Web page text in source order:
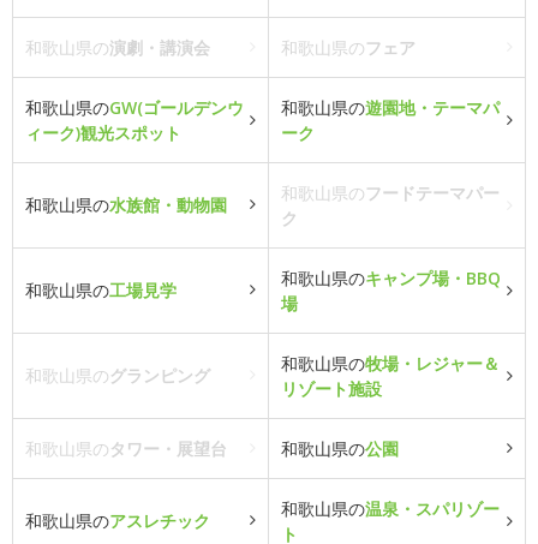
和歌山県の演劇・講演会 和歌山県のフェア
和歌山県のGW(ゴールデンウ
ィーク)観光スポット
和歌山県の遊園地・テーマパ
ーク
和歌山県の水族館・動物園
和歌山県のフードテーマパー
ク
和歌山県の工場見学
和歌山県のキャンプ場・BBQ
場
和歌山県のグランピング
和歌山県の牧場・レジャー＆
リゾート施設
和歌山県のタワー・展望台 和歌山県の公園
和歌山県のアスレチック
和歌山県の温泉・スパリゾー
ト